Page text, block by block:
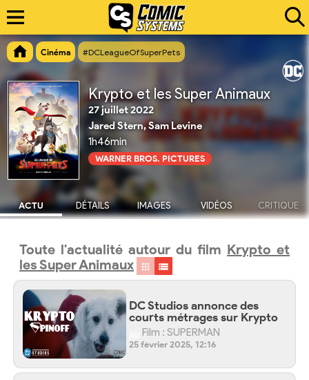
Cinéma #DCLeagueOfSuperPets
Krypto et les Super Animaux
27 juillet 2022
Jared Stern, Sam Levine
1h46min
WARNER BROS. PICTURES
ACTU DÉTAILS IMAGES VIDÉOS CRITIQUE
Toute l'actualité autour du film Krypto et
les Super Animaux
DC Studios annonce des
courts métrages sur Krypto
Film : SUPERMAN
25 février 2025, 12:16